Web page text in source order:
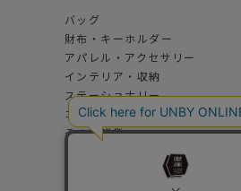
バッグ
財布・キーホルダー
アパレル・アクセサリー
インテリア・収納
ステーショナリー
コスメ・フレグランス
その他雑貨